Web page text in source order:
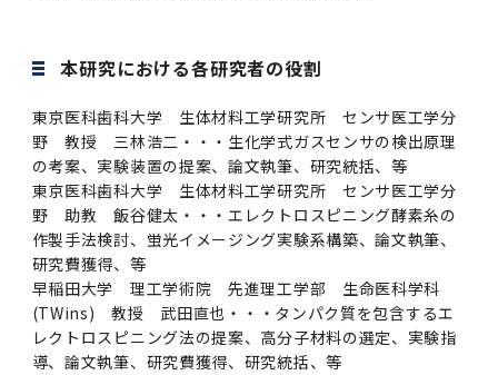
本研究における各研究者の役割
東京医科歯科大学 生体材料工学研究所 センサ医工学分
野 教授 三林浩二・・・生化学式ガスセンサの検出原理
の考案、実験装置の提案、論文執筆、研究統括、等
東京医科歯科大学 生体材料工学研究所 センサ医工学分
野 助教 飯谷健太・・・エレクトロスピニング酵素糸の
作製手法検討、蛍光イメージング実験系構築、論文執筆、
研究費獲得、等
早稲田大学 理工学術院 先進理工学部 生命医科学科
(TWins) 教授 武田直也・・・タンパク質を包含するエ
レクトロスピニング法の提案、高分子材料の選定、実験指
導、論文執筆、研究費獲得、研究統括、等